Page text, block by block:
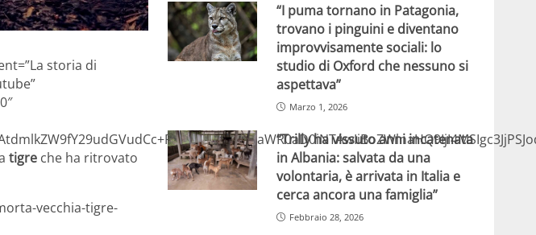
storia di
tigre che ha ritrovato
vecchia-tigre-
“I puma tornano in Patagonia,
trovano i pinguini e diventano
improvvisamente sociali: lo
studio di Oxford che nessuno si
aspettava”
Marzo 1, 2026
“Trilly ha vissuto anni incatenata
in Albania: salvata da una
volontaria, è arrivata in Italia e
cerca ancora una famiglia”
Febbraio 28, 2026